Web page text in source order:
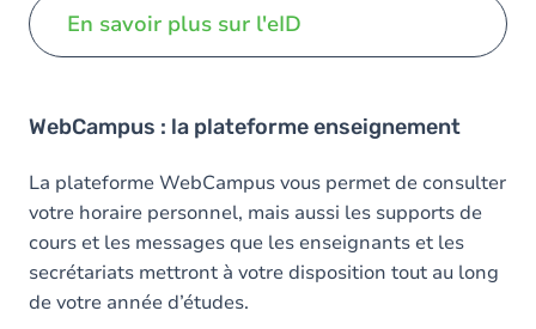
En savoir plus sur l'eID
WebCampus : la plateforme enseignement
La plateforme WebCampus vous permet de consulter
votre horaire personnel, mais aussi les supports de
cours et les messages que les enseignants et les
secrétariats mettront à votre disposition tout au long
de votre année d’études.